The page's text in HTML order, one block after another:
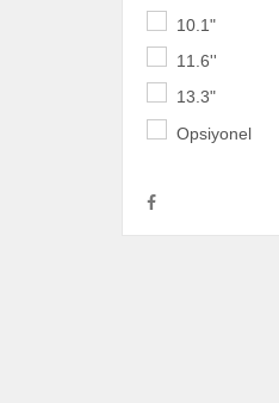
10.1"
11.6''
13.3"
Opsiyonel